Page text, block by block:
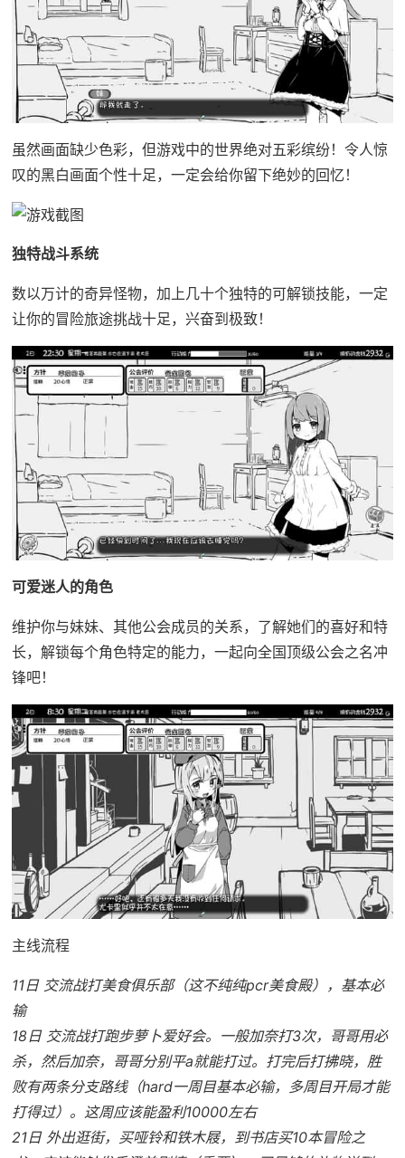
虽然画面缺少色彩，但游戏中的世界绝对五彩缤纷！令人惊
叹的黑白画面个性十足，一定会给你留下绝妙的回忆！
独特战斗系统
数以万计的奇异怪物，加上几十个独特的可解锁技能，一定
让你的冒险旅途挑战十足，兴奋到极致！
可爱迷人的角色
维护你与妹妹、其他公会成员的关系，了解她们的喜好和特
长，解锁每个角色特定的能力，一起向全国顶级公会之名冲
锋吧！
主线流程
11日 交流战打美食俱乐部（这不纯纯pcr美食殿），基本必
输
18日 交流战打跑步萝卜爱好会。一般加奈打3次，哥哥用必
杀，然后加奈，哥哥分别平a就能打过。打完后打拂晓，胜
败有两条分支路线（hard一周目基本必输，多周目开局才能
打得过）。这周应该能盈利10000左右
21日 外出逛街，买哑铃和铁木屐，到书店买10本冒险之